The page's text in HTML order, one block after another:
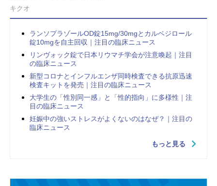
キクオ
ランソプラゾールOD錠15mg/30mgとカルベジロール
錠10mgを自主回収｜注目の臨床ニュース
リンヴォック錠で日本リウマチ学会が注意喚起｜注目
の臨床ニュース
新型コロナとインフルエンザ同時検査できる抗原迅速
検査キットを発売｜注目の臨床ニュース
大学生の「性別同一感」と「性的指向」に多様性｜注
目の臨床ニュース
妊娠中の強いストレスがよくないのはなぜ？｜注目の
臨床ニュース
もっと見る